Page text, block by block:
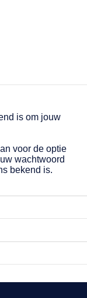
is om jouw
voor de optie
wachtwoord
bekend is.